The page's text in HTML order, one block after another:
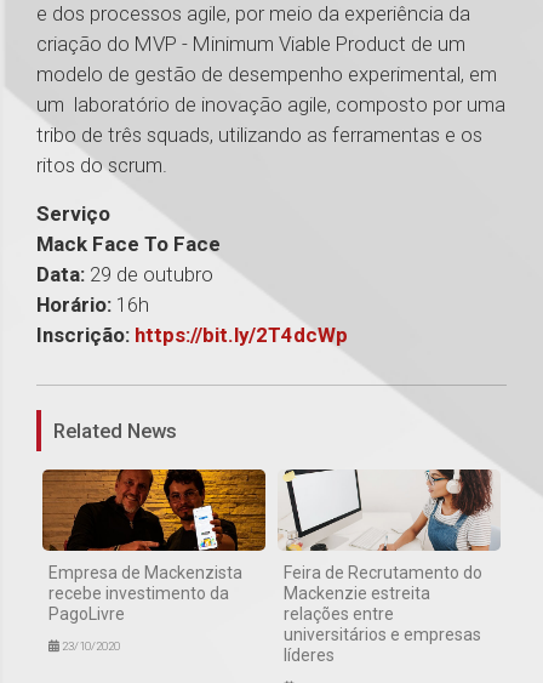
e dos processos agile, por meio da experiência da
criação do MVP - Minimum Viable Product de um
modelo de gestão de desempenho experimental, em
um laboratório de inovação agile, composto por uma
tribo de três squads, utilizando as ferramentas e os
ritos do scrum.
Serviço
Mack Face To Face
Data: 29 de outubro
Horário: 16h
Inscrição: https://bit.ly/2T4dcWp
1
Related News
Empresa de Mackenzista
recebe investimento da
PagoLivre
23/10/2020
Feira de Recrutamento do
Mackenzie estreita
relações entre
universitários e empresas
líderes